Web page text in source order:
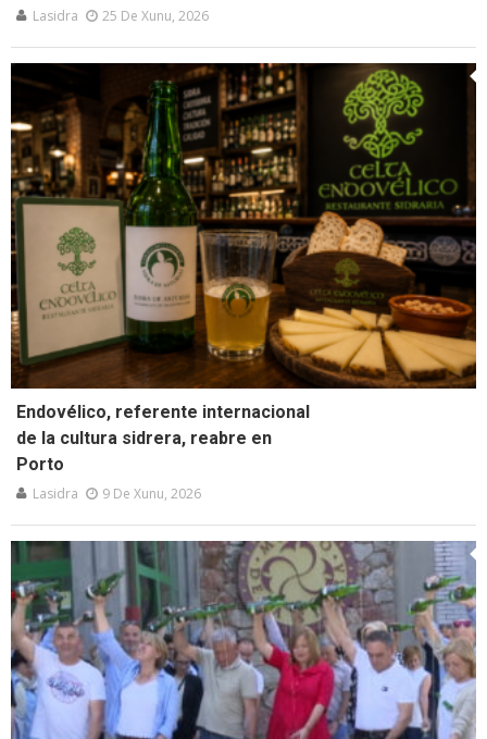
Lasidra 25 De Xunu, 2026
Endovélico, referente internacional
de la cultura sidrera, reabre en
Porto
Lasidra 9 De Xunu, 2026